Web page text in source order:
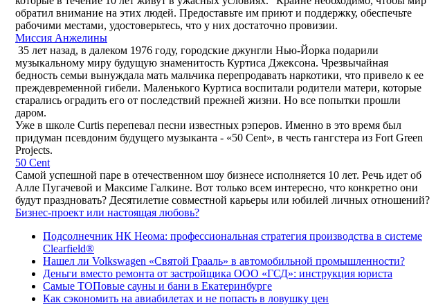
обратил внимание на этих людей. Предоставьте им приют и поддержку, обеспечьте
рабочими местами, удостоверьтесь, что у них достаточно провизии.
Миссия Анжелины
35 лет назад, в далеком 1976 году, городские джунгли Нью-Йорка подарили
музыкальному миру будущую знаменитость Куртиса Джексона. Чрезвычайная
бедность семьи вынуждала мать мальчика перепродавать наркотики, что привело к ее
преждевременной гибели. Маленького Куртиса воспитали родители матери, которые
старались оградить его от последствий прежней жизни. Но все попытки прошли
даром.
Уже в школе Curtis перепевал песни известных рэперов. Именно в это время был
придуман псевдоним будущего музыканта - «50 Cent», в честь гангстера из Fort Green
Projects.
50 Cent
Самой успешной паре в отечественном шоу бизнесе исполняется 10 лет. Речь идет об
Алле Пугачевой и Максиме Галкине. Вот только всем интересно, что конкретно они
будут праздновать? Десятилетие совместной карьеры или юбилей личных отношений?
Бизнес-проект или настоящая любовь?
Подсолнечник НК Неома: профессиональная стратегия производства в системе
Clearfield®
Нашел ли Volkswagen «Святой Грааль» в автомобильной промышленности?
Деньги вместо ремонта от застройщика ООО «ГСД»: инструкция юриста
Самые ТОПовые сауны и бани в Екатеринбурге
Как сэкономить на авиабилетах и не попасть в ловушку цен